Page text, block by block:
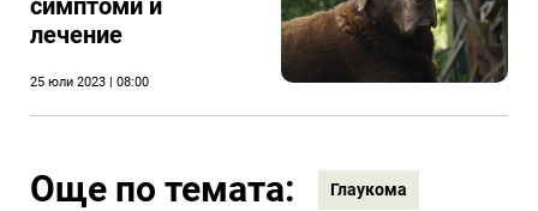
симптоми и
лечение
25 юли 2023 | 08:00
Още по темата: Глаукома